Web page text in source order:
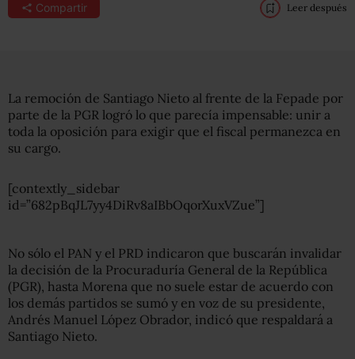
Compartir Leer después
La remoción de Santiago Nieto al frente de la Fepade por
parte de la PGR logró lo que parecía impensable: unir a
toda la oposición para exigir que el fiscal permanezca en
su cargo.
[contextly_sidebar
id=”682pBqJL7yy4DiRv8aIBbOqorXuxVZue”]
No sólo el PAN y el PRD indicaron que buscarán invalidar
la decisión de la Procuraduría General de la República
(PGR), hasta Morena que no suele estar de acuerdo con
los demás partidos se sumó y en voz de su presidente,
Andrés Manuel López Obrador, indicó que respaldará a
Santiago Nieto.